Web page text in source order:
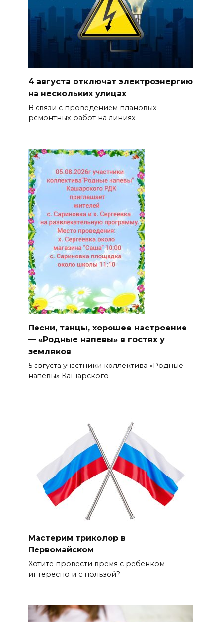
4 августа отключат электроэнергию
на нескольких улицах
В связи с проведением плановых
ремонтных работ на линиях
Песни, танцы, хорошее настроение
— «Родные напевы» в гостях у
земляков
5 августа участники коллектива «Родные
напевы» Кашарского
Мастерим триколор в
Первомайском
Хотите провести время с ребёнком
интересно и с пользой?